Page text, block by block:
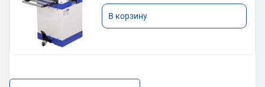
В корзину